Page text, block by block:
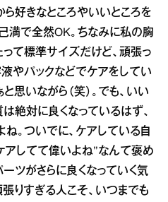
好きなところやいいところを
満で全然OK。ちなみに私の胸
って標準サイズだけど、頑張っ
やパックなどでケアをしてい
思いながら（笑）。でも、いい
絶対に良くなっているはず、
。ついでに、ケアしている自
アしてて偉いよね”なんて褒め
ツがさらに良くなっていく気
りすぎる人こそ、いつまでも